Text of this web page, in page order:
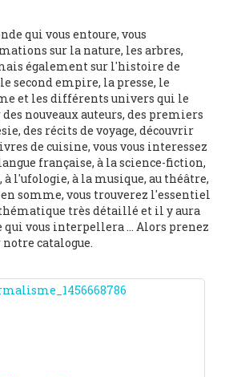
qui vous entoure, vous
sur la nature, les arbres,
également sur l'histoire de
second empire, la presse, le
et les différents univers qui le
nouveaux auteurs, des premiers
des récits de voyage, découvrir
de cuisine, vous vous interessez
française, à la science-fiction,
l'ufologie, à la musique, au théâtre,
somme, vous trouverez l'essentiel
très détaillé et il y aura
qui vous interpellera ... Alors prenez
catalogue.